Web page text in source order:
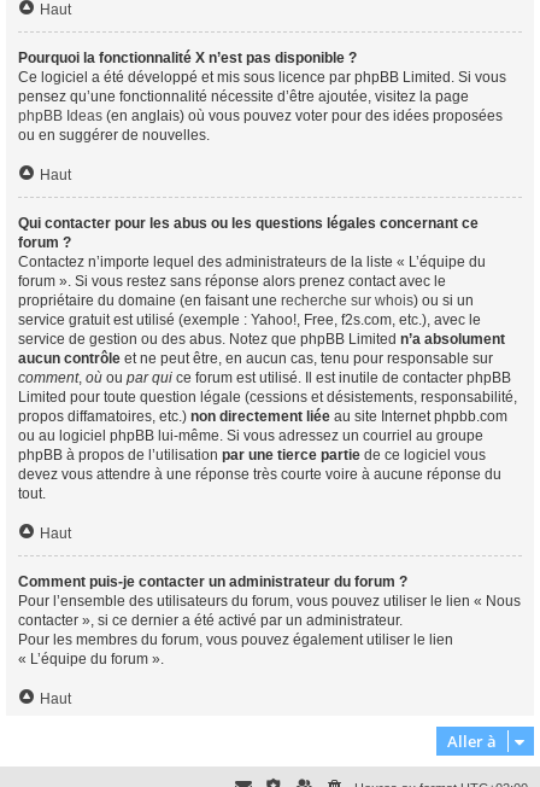
Haut
Pourquoi la fonctionnalité X n’est pas disponible ?
Ce logiciel a été développé et mis sous licence par phpBB Limited. Si vous
pensez qu’une fonctionnalité nécessite d’être ajoutée, visitez la page
phpBB Ideas (en anglais) où vous pouvez voter pour des idées proposées
ou en suggérer de nouvelles.
Haut
Qui contacter pour les abus ou les questions légales concernant ce
forum ?
Contactez n’importe lequel des administrateurs de la liste « L’équipe du
forum ». Si vous restez sans réponse alors prenez contact avec le
propriétaire du domaine (en faisant une recherche sur whois) ou si un
service gratuit est utilisé (exemple : Yahoo!, Free, f2s.com, etc.), avec le
service de gestion ou des abus. Notez que phpBB Limited n’a absolument
aucun contrôle et ne peut être, en aucun cas, tenu pour responsable sur
comment, où ou par qui ce forum est utilisé. Il est inutile de contacter phpBB
Limited pour toute question légale (cessions et désistements, responsabilité,
propos diffamatoires, etc.) non directement liée au site Internet phpbb.com
ou au logiciel phpBB lui-même. Si vous adressez un courriel au groupe
phpBB à propos de l’utilisation par une tierce partie de ce logiciel vous
devez vous attendre à une réponse très courte voire à aucune réponse du
tout.
Haut
Comment puis-je contacter un administrateur du forum ?
Pour l’ensemble des utilisateurs du forum, vous pouvez utiliser le lien « Nous
contacter », si ce dernier a été activé par un administrateur.
Pour les membres du forum, vous pouvez également utiliser le lien
« L’équipe du forum ».
Haut
Aller à